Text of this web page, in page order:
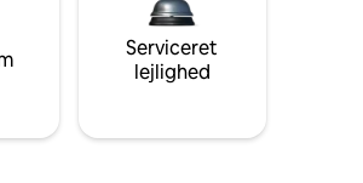
Serviceret
lejlighed